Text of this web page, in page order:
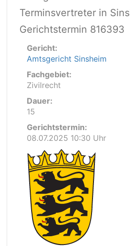
Terminsvertreter in
Gerichtstermin 816393
Gericht:
Amtsgericht Sinsheim
Fachgebiet:
Zivilrecht
Dauer:
15
Gerichtstermin:
08.07.2025 10:30 Uhr